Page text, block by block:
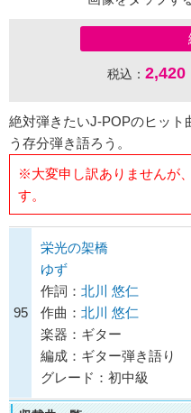
税込： 2,420
絶対弾きたいJ-POPのヒット
う存分弾き語ろう。
※大変申し訳ありませんが
す。
95
栄光の架橋
ゆず
作詞： 北川 悠仁
作曲： 北川 悠仁
楽器：ギター
編成：ギター弾き語り
グレード：初中級